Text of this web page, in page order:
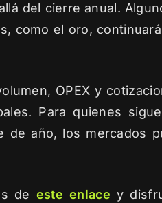
del cierre anual.
como el oro,
OPEX y
Para quienes
de año, los mercados
de este enlace y